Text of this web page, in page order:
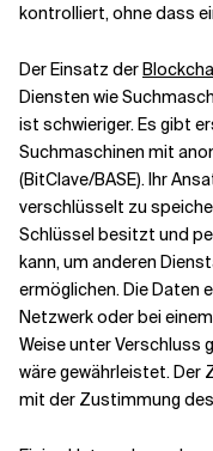
kontrolliert, ohne dass
Der Einsatz der
Diensten wie
ist schwieriger. Es gibt
Suchmaschinen mit
(BitClave/BASE). Ihr
verschlüsselt zu
Schlüssel besitzt und
kann, um anderen
ermöglichen. Die Daten
Netzwerk oder bei
Weise unter Verschluss
wäre gewährleistet. Der
mit der Zustimmung